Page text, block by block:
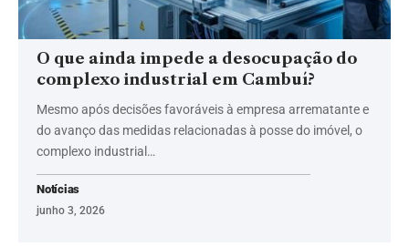
O que ainda impede a desocupação do
complexo industrial em Cambuí?
Mesmo após decisões favoráveis à empresa arrematante e
do avanço das medidas relacionadas à posse do imóvel, o
complexo industrial…
Notícias
junho 3, 2026